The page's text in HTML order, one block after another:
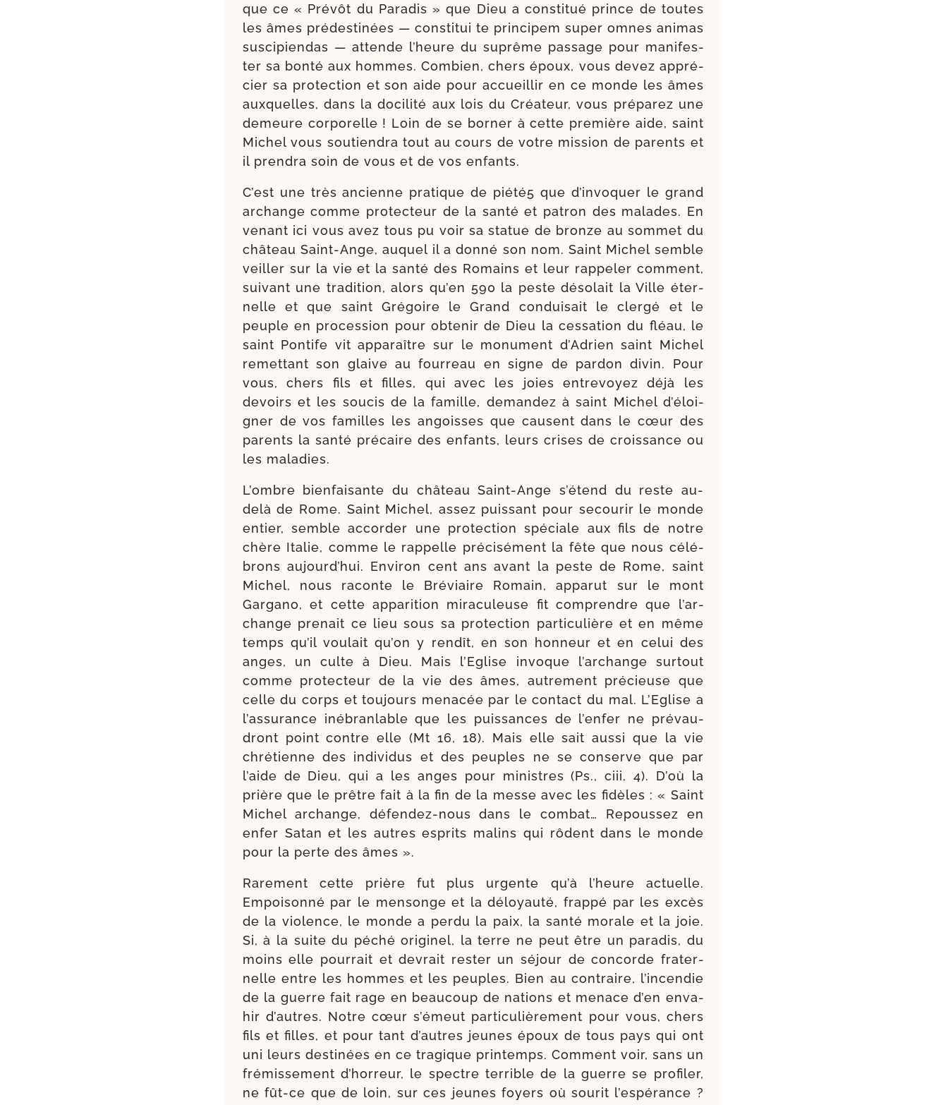
que ce « Prévôt du Paradis » que Dieu a consti­tué prince de toutes
les âmes pré­des­ti­nées — consti­tui te prin­ci­pem super omnes ani­mas
sus­ci­pien­das — attende l’heure du suprême pas­sage pour mani­fes­
ter sa bon­té aux hommes. Combien, chers époux, vous devez appré­
cier sa pro­tec­tion et son aide pour accueillir en ce monde les âmes
aux­quelles, dans la doci­li­té aux lois du Créateur, vous pré­pa­rez une
demeure cor­po­relle ! Loin de se bor­ner à cette pre­mière aide, saint
Michel vous sou­tien­dra tout au cours de votre mis­sion de parents et
il pren­dra soin de vous et de vos enfants.
C’est une très ancienne pra­tique de piété5 que d’in­vo­quer le grand
archange comme pro­tec­teur de la san­té et patron des malades. En
venant ici vous avez tous pu voir sa sta­tue de bronze au som­met du
châ­teau Saint-​Ange, auquel il a don­né son nom. Saint Michel semble
veiller sur la vie et la san­té des Romains et leur rap­pe­ler com­ment,
sui­vant une tra­di­tion, alors qu’en 590 la peste déso­lait la Ville éter­
nelle et que saint Grégoire le Grand condui­sait le cler­gé et le
peuple en pro­ces­sion pour obte­nir de Dieu la ces­sa­tion du fléau, le
saint Pontife vit appa­raître sur le monu­ment d’Adrien saint Michel
remet­tant son glaive au four­reau en signe de par­don divin. Pour
vous, chers fils et filles, qui avec les joies entre­voyez déjà les
devoirs et les sou­cis de la famille, deman­dez à saint Michel d’é­loi­
gner de vos familles les angoisses que causent dans le cœur des
parents la san­té pré­caire des enfants, leurs crises de crois­sance ou
les maladies.
L’ombre bien­fai­sante du châ­teau Saint-​Ange s’é­tend du reste au-​
delà de Rome. Saint Michel, assez puis­sant pour secou­rir le monde
entier, semble accor­der une pro­tec­tion spé­ciale aux fils de notre
chère Italie, comme le rap­pelle pré­ci­sé­ment la fête que nous célé­
brons aujourd’­hui. Environ cent ans avant la peste de Rome, saint
Michel, nous raconte le Bréviaire Romain, appa­rut sur le mont
Gargano, et cette appa­ri­tion mira­cu­leuse fit com­prendre que l’ar­
change pre­nait ce lieu sous sa pro­tec­tion par­ti­cu­lière et en même
temps qu’il vou­lait qu’on y ren­dît, en son hon­neur et en celui des
anges, un culte à Dieu. Mais l’Eglise invoque l’ar­change sur­tout
comme pro­tec­teur de la vie des âmes, autre­ment pré­cieuse que
celle du corps et tou­jours mena­cée par le contact du mal. L’Eglise a
l’as­su­rance inébran­lable que les puis­sances de l’en­fer ne pré­vau­
dront point contre elle (Mt 16, 18). Mais elle sait aus­si que la vie
chré­tienne des indi­vi­dus et des peuples ne se conserve que par
l’aide de Dieu, qui a les anges pour ministres (Ps., ciii, 4). D’où la
prière que le prêtre fait à la fin de la messe avec les fidèles : « Saint
Michel archange, défendez-​nous dans le com­bat… Repoussez en
enfer Satan et les autres esprits malins qui rôdent dans le monde
pour la perte des âmes ».
Rarement cette prière fut plus urgente qu’à l’heure actuelle.
Empoisonné par le men­songe et la déloyau­té, frap­pé par les excès
de la vio­lence, le monde a per­du la paix, la san­té morale et la joie.
Si, à la suite du péché ori­gi­nel, la terre ne peut être un para­dis, du
moins elle pour­rait et devrait res­ter un séjour de concorde fra­ter­
nelle entre les hommes et les peuples. Bien au contraire, l’in­cen­die
de la guerre fait rage en beau­coup de nations et menace d’en enva­
hir d’autres. Notre cœur s’é­meut par­ti­cu­liè­re­ment pour vous, chers
fils et filles, et pour tant d’autres jeunes époux de tous pays qui ont
uni leurs des­ti­nées en ce tra­gique prin­temps. Comment voir, sans un
fré­mis­se­ment d’hor­reur, le spectre ter­rible de la guerre se pro­fi­ler,
ne fût-​ce que de loin, sur ces jeunes foyers où sou­rit l’es­pé­rance ?